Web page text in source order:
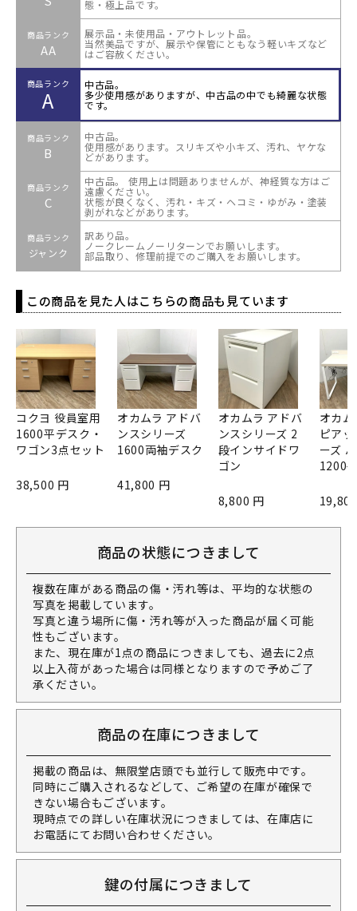
態・極上品です。
商品ランク
AA
展示品・未使用品・アウトレット品。
当然美品ですが、展示や保管にともなう軽いキズなど
はご容赦ください。
商品ランク
A
中古品。
多少使用感がありますが、中古品の中でも綺麗な状態
です。
商品ランク
B
中古品。
使用感があります。スリキズや小キズ、汚れ、ヤケな
どがあります。
商品ランク
C
中古品。 使用上は問題ありませんが、神経質な方はご
遠慮ください。
状態が良くなく、汚れ・キズ・ヘコミ・ゆがみ・塗装
剥がれなどがあります。
商品ランク
ジャンク
訳あり品。
ノークレームノーリターンでお願いします。
部品取り、修理前提でのご購入をお願いします。
この商品を見た人はこちらの商品も見ています
コクヨ 役員室用
1600平デスク・
ワゴン3点セット
38,500 円
オカムラ アドバ
ンスシリーズ
1600両袖デスク
41,800 円
オカムラ アドバ
ンスシリーズ 2
段インサイドワ
ゴン
8,800 円
オカ
ピア
ーズ
1200
商品の状態につきまして
複数在庫がある商品の傷・汚れ等は、平均的な状態の
写真を掲載しています。
写真と違う場所に傷・汚れ等が入った商品が届く可能
性もございます。
また、現在庫が1点の商品につきましても、過去に2点
以上入荷があった場合は同様となりますので予めご了
承ください。
商品の在庫につきまして
掲載の商品は、無限堂店頭でも並行して販売中です。
同時にご購入されるなどして、ご希望の在庫が確保で
きない場合もございます。
現時点での詳しい在庫状況につきましては、在庫店に
お電話にてお問い合わせください。
鍵の付属につきまして